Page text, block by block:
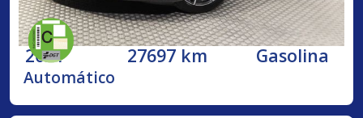
2021 27697 km Gasolina
Automático